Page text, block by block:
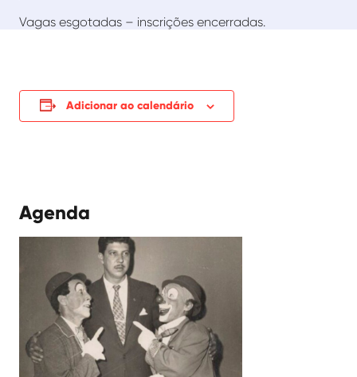
Vagas esgotadas – inscrições encerradas.
Adicionar ao calendário
Agenda